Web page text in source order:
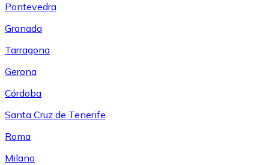
Pontevedra
Granada
Tarragona
Gerona
Córdoba
Santa Cruz de Tenerife
Roma
Milano